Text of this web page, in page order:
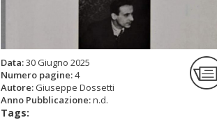
Data:30 Giugno 2025
Numero pagine:4
Autore: Giuseppe Dossetti
Anno Pubblicazione:n.d.
Tags: